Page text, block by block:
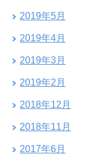
2019年5月
2019年4月
2019年3月
2019年2月
2018年12月
2018年11月
2017年6月